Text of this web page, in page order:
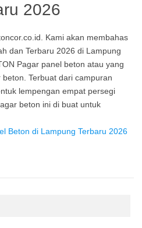
2026
Kami akan membahas
dan Terbaru 2026 di Lampung
Pagar panel beton atau yang
Terbuat dari campuran
lempengan empat persegi
beton ini di buat untuk
Beton di Lampung Terbaru 2026